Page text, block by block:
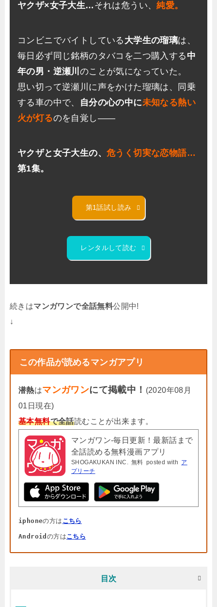
ヤクザ×女子大生… それは危うい、純愛。
コンビニでバイトしている 大学生の瑠璃は、
毎日必ず同じ銘柄のタバコを二つ購入する 中
年の男・逆瀬川 のことが気になっていた。
思い切って逆瀬川に声をかけた瑠璃は、同乗
する車の中で、
自分の心の中に未知なる熱い
火が灯るのを自覚し――
ヤクザと女子大生の、 危うく切実な恋物語…
第1集。
第1話試し読み
レンタルして読む
続きはマンガワンで全話無料公開中!
↓
この作品が読めるマンガアプリ
潜熱はマンガワンにて掲載中！ (2020年08月
01日現在)
基本無料で全話読むことが出来ます。
マンガワン-毎日更新！最新話まで
全話読める無料漫画アプリ
SHOGAKUKAN INC. 無料 posted with ア
プリーチ
iphoneの方は こちら
Android の方はこちら
目次